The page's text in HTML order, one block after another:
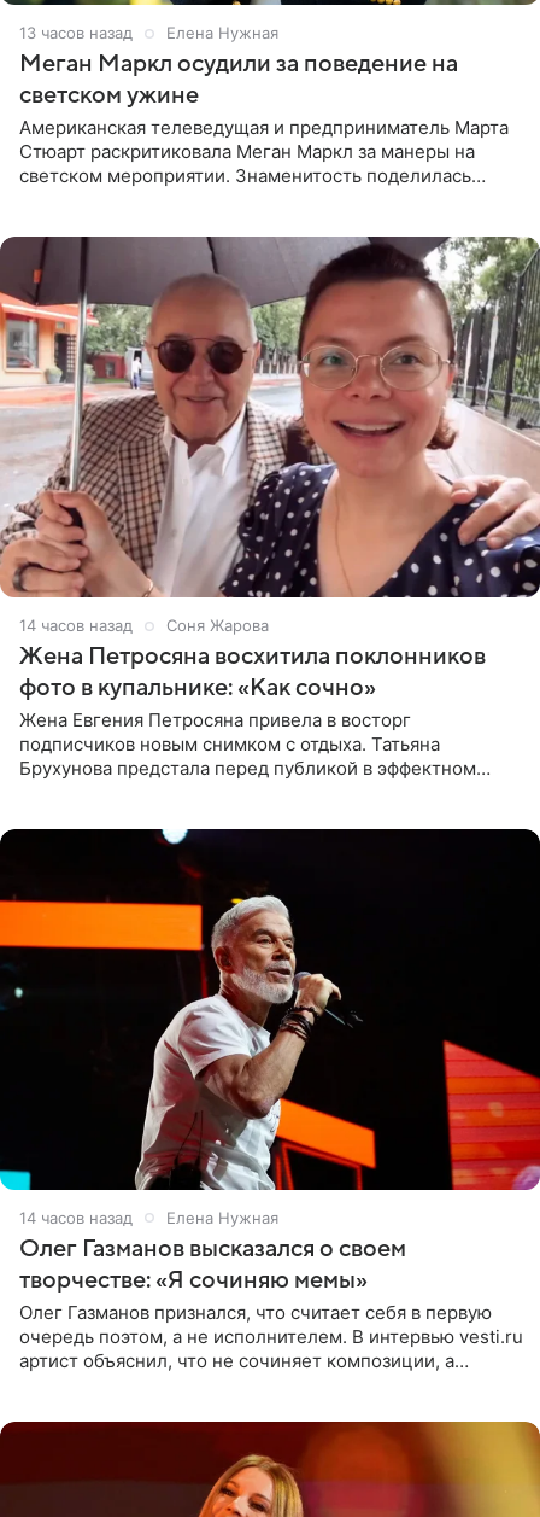
13 часов назад Елена Нужная
Меган Маркл осудили за поведение на
светском ужине
Американская телеведущая и предприниматель Марта
Стюарт раскритиковала Меган Маркл за манеры на
светском мероприятии. Знаменитость поделилась
14 часов назад Соня Жарова
Жена Петросяна восхитила поклонников
фото в купальнике: «Как сочно»
Жена Евгения Петросяна привела в восторг
подписчиков новым снимком с отдыха. Татьяна
Брухунова предстала перед публикой в эффектном
14 часов назад Елена Нужная
Олег Газманов высказался о своем
творчестве: «Я сочиняю мемы»
Олег Газманов признался, что считает себя в первую
очередь поэтом, а не исполнителем. В интервью vesti.ru
артист объяснил, что не сочиняет композиции, а